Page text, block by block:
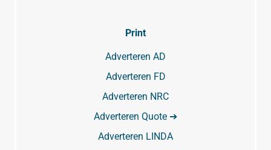
Print
Adverteren AD
Adverteren FD
Adverteren NRC
Adverteren Quote ➔
Adverteren LINDA